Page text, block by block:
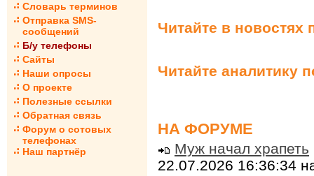
Словарь терминов
Отправка SMS-
сообщений
Б/у телефоны
Сайты
Наши опросы
О проекте
Полезные ссылки
Обратная связь
Форум о сотовых
телефонах
Наш партнёр
Читайте в новостях
Читайте аналитику
НА ФОРУМЕ
Муж начал храпеть
22.07.2026 16:36:34